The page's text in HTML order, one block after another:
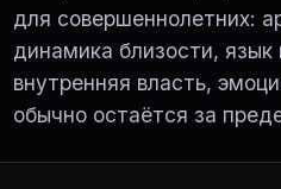
для совершеннолетних:
динамика близости, язык
внутренняя власть,
обычно остаётся за